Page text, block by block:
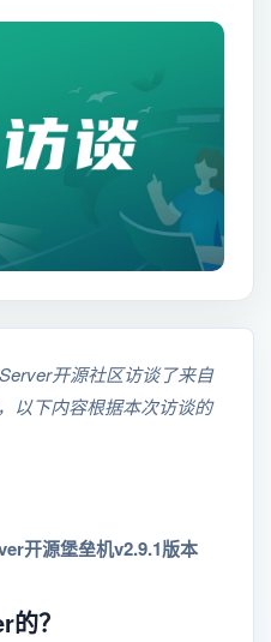
开源社区访谈了来自
以下内容根据本次访谈的
开源堡垒机v2.9.1版本
？